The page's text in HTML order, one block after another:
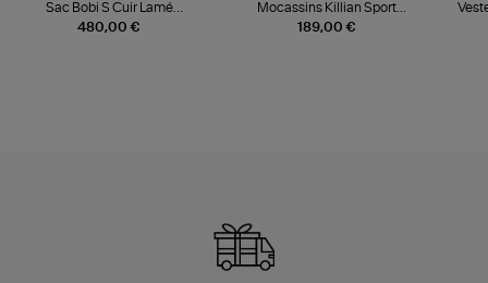
480,00 €
Sac Bobi S Cuir Lamé
Champagne
189,00 €
Mocassins Killian Sport
Mousse